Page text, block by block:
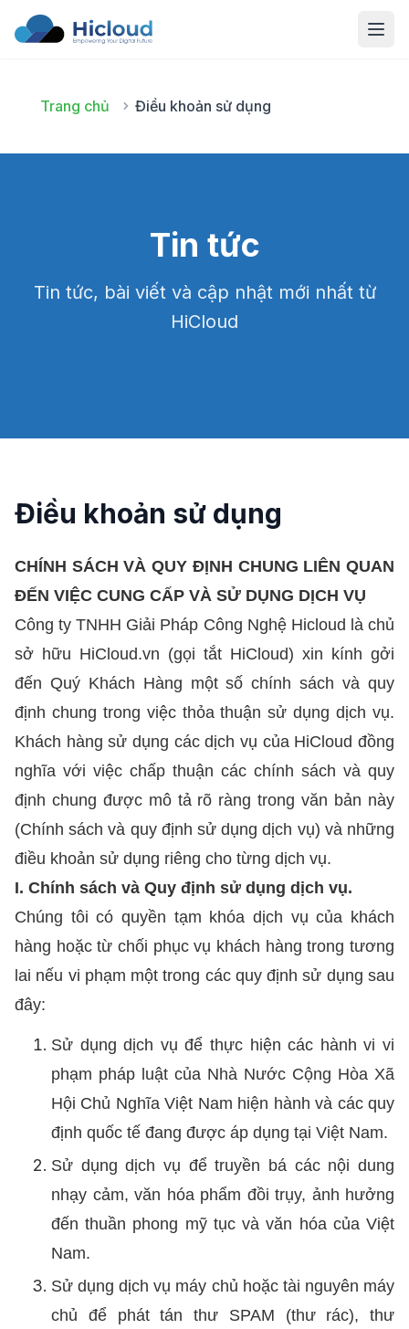
Trang chủ Điều khoản sử dụng
Tin tức
Tin tức, bài viết và cập nhật mới nhất từ
HiCloud
Điều khoản sử dụng
CHÍNH SÁCH VÀ QUY ĐỊNH CHUNG LIÊN QUAN
ĐẾN VIỆC CUNG CẤP VÀ SỬ DỤNG DỊCH VỤ
Công ty TNHH Giải Pháp Công Nghệ Hicloud là chủ
sở hữu HiCloud.vn (gọi tắt HiCloud) xin kính gởi
đến Quý Khách Hàng một số chính sách và quy
định chung trong việc thỏa thuận sử dụng dịch vụ.
Khách hàng sử dụng các dịch vụ của HiCloud đồng
nghĩa với việc chấp thuận các chính sách và quy
định chung được mô tả rõ ràng trong văn bản này
(Chính sách và quy định sử dụng dịch vụ) và những
điều khoản sử dụng riêng cho từng dịch vụ.
I. Chính sách và Quy định sử dụng dịch vụ.
Chúng tôi có quyền tạm khóa dịch vụ của khách
hàng hoặc từ chối phục vụ khách hàng trong tương
lai nếu vi phạm một trong các quy định sử dụng sau
đây:
Sử dụng dịch vụ để thực hiện các hành vi vi
phạm pháp luật của Nhà Nước Cộng Hòa Xã
Hội Chủ Nghĩa Việt Nam hiện hành và các quy
định quốc tế đang được áp dụng tại Việt Nam.
Sử dụng dịch vụ để truyền bá các nội dung
nhạy cảm, văn hóa phẩm đồi trụy, ảnh hưởng
đến thuần phong mỹ tục và văn hóa của Việt
Nam.
Sử dụng dịch vụ máy chủ hoặc tài nguyên máy
chủ để phát tán thư SPAM (thư rác), thư